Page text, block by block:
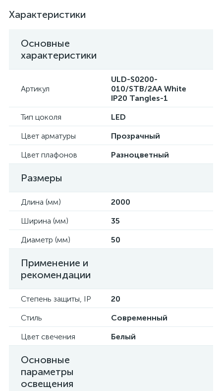
Характеристики
Основные
характеристики
Артикул
ULD-S0200-
010/STB/2AA White
IP20 Tangles-1
Тип цоколя
LED
Цвет арматуры
Прозрачный
Цвет плафонов
Разноцветный
Размеры
Длина (мм)
2000
Ширина (мм)
35
Диаметр (мм)
50
Применение и
рекомендации
Степень защиты, IP
20
Стиль
Современный
Цвет свечения
Белый
Основные
параметры
освещения